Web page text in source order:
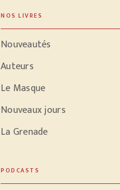
NOS LIVRES
Nouveautés
Auteurs
Le Masque
Nouveaux jours
La Grenade
PODCASTS